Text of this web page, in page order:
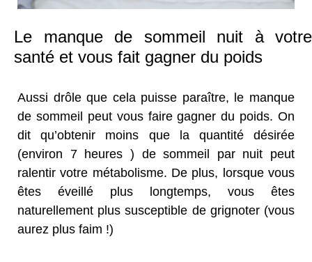
Le manque de sommeil nuit à votre
santé et vous fait gagner du poids
Aussi drôle que cela puisse paraître, le manque
de sommeil peut vous faire gagner du poids. On
dit qu’obtenir moins que la quantité désirée
(environ 7 heures ) de sommeil par nuit peut
ralentir votre métabolisme. De plus, lorsque vous
êtes éveillé plus longtemps, vous êtes
naturellement plus susceptible de grignoter (vous
aurez plus faim !)